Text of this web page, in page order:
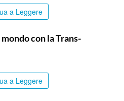
a Leggere
con la Trans-
a Leggere